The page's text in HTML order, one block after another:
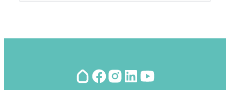
HoplrFacebook
Instagram
LinkedIn
YouTube